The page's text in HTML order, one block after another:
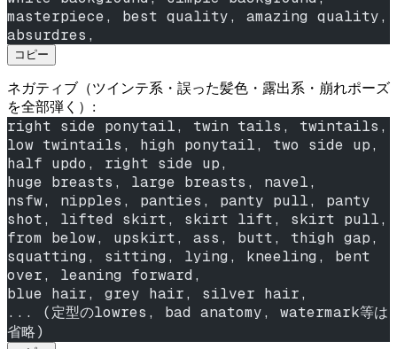
masterpiece, best quality, amazing quality,
absurdres,
コピー
ネガティブ（ツインテ系・誤った髪色・露出系・崩れポーズ
を全部弾く）:
right side ponytail, twin tails, twintails,
low twintails, high ponytail, two side up,
half updo, right side up,
huge breasts, large breasts, navel,
nsfw, nipples, panties, panty pull, panty
shot, lifted skirt, skirt lift, skirt pull,
from below, upskirt, ass, butt, thigh gap,
squatting, sitting, lying, kneeling, bent
over, leaning forward,
blue hair, grey hair, silver hair,
... (定型のlowres, bad anatomy, watermark等は
省略)